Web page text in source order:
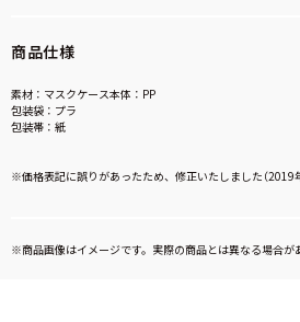
商品仕様
素材：マスクケース本体：PP
包装袋：プラ
包装帯：紙
※価格表記に誤りがあったため、修正いたしました（2019
※商品画像はイメージです。実際の商品とは異なる場合が